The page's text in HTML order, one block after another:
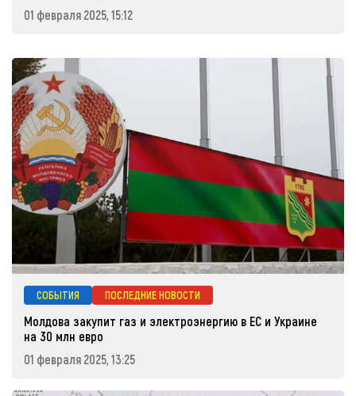
01 февраля 2025, 15:12
СОБЫТИЯ ПОСЛЕДНИЕ НОВОСТИ
Молдова закупит газ и электроэнергию в ЕС и Украине
на 30 млн евро
01 февраля 2025, 13:25